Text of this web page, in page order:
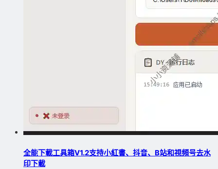
全能下載工具箱V1.2支持小紅書、抖音、B站和視頻号去水
印下載